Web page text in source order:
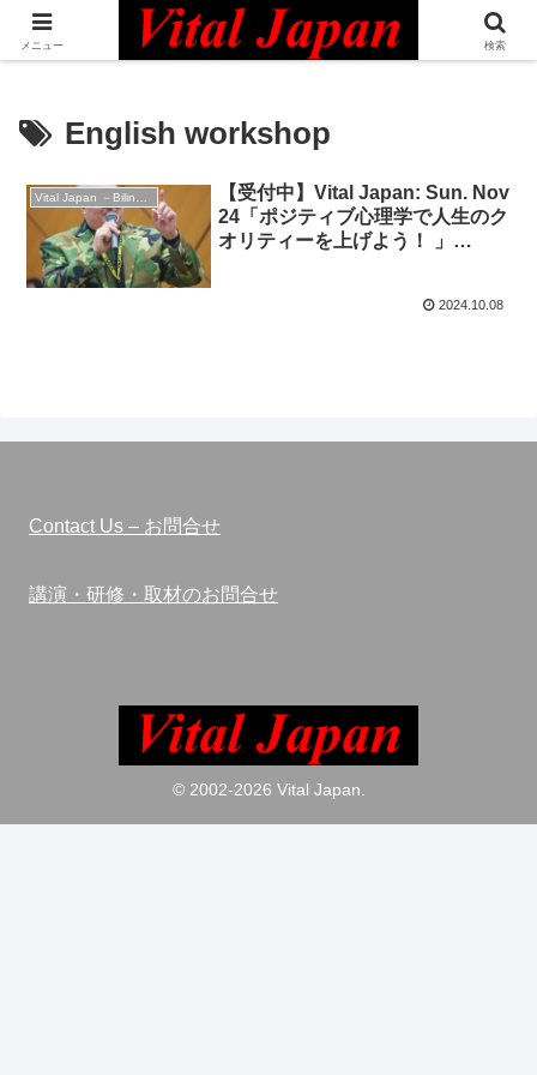
日本最大級の英語コミュニティ・Bilingual Professionals Network
English workshop
【受付中】Vital Japan: Sun. Nov
24「ポジティブ心理学で人生のク
オリティーを上げよう！ 」
2024.10.08
Contact Us – お問合せ
講演・研修・取材のお問合せ
© 2002-2026 Vital Japan.
メニュー 検索